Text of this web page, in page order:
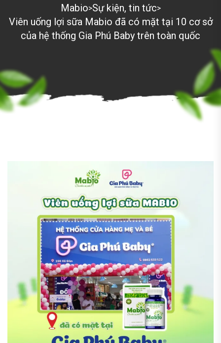
Mabio>Sự kiện, tin tức>
Viên uống lợi sữa Mabio đã có mặt tại 10 cơ sở
của hệ thống Gia Phú Baby trên toàn quốc